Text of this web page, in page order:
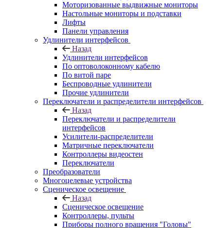
Моторизованные выдвижные мониторы
Настольные мониторы и подставки
Лифты
Панели управления
Удлинители интерфейсов
Назад
Удлинители интерфейсов
По оптоволоконному кабелю
По витой паре
Беспроводные удлинители
Прочие удлинители
Переключатели и распределители интерфейсов
Назад
Переключатели и распределители
интерфейсов
Усилители-распределители
Матричные переключатели
Контроллеры видеостен
Переключатели
Преобразователи
Многоцелевые устройства
Сценическое освещение
Назад
Сценическое освещение
Контроллеры, пульты
Приборы полного вращения "Головы"